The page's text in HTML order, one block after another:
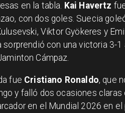
en la tabla. Kai Havertz
con dos goles. Suecia
Viktor Gyökeres y
con una victoria 3-
Cámpaz.
fue Cristiano Ronaldo, que
y falló dos ocasiones claras
en el Mundial 2026 en